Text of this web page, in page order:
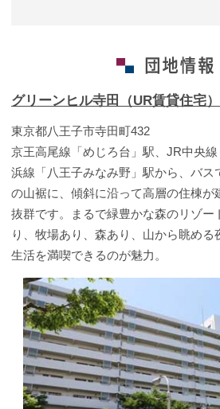
グリーンヒル寺田（UR賃貸住宅）
東京都八王子市寺田町432
京王高尾線「めじろ台」駅、JR中央
浜線「八王子みなみ野」駅から、バス
の山裾に、傾斜に沿って高層の住棟が
抜群です。まるで緑豊かな森のリゾー
り、牧場あり、森あり、山から眺め
生活を満喫できるのが魅力。